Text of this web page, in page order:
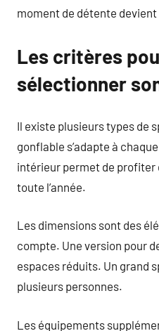
moment de détente
Les critères
sélectionner
Il existe plusieurs types de
gonflable s’adapte à
intérieur permet de profiter
toute l’année.
Les dimensions sont des
compte. Une version pour
espaces réduits. Un grand
plusieurs personnes.
Les équipements